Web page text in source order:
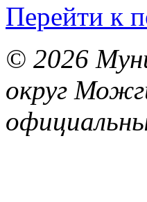
Перейти к
© 2026
округ